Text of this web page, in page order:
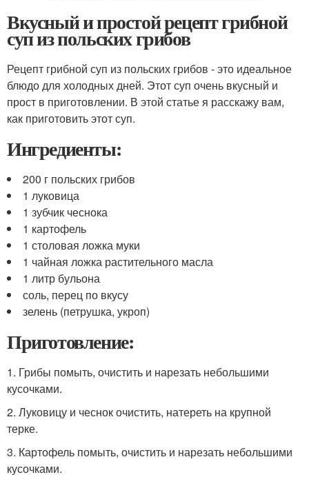
Вкусный и простой рецепт грибной
суп из польских грибов
Рецепт грибной суп из польских грибов - это идеальное
блюдо для холодных дней. Этот суп очень вкусный и
прост в приготовлении. В этой статье я расскажу вам,
как приготовить этот суп.
Ингредиенты:
200 г польских грибов
1 луковица
1 зубчик чеснока
1 картофель
1 столовая ложка муки
1 чайная ложка растительного масла
1 литр бульона
соль, перец по вкусу
зелень (петрушка, укроп)
Приготовление:
1. Грибы помыть, очистить и нарезать небольшими
кусочками.
2. Луковицу и чеснок очистить, натереть на крупной
терке.
3. Картофель помыть, очистить и нарезать небольшими
кусочками.